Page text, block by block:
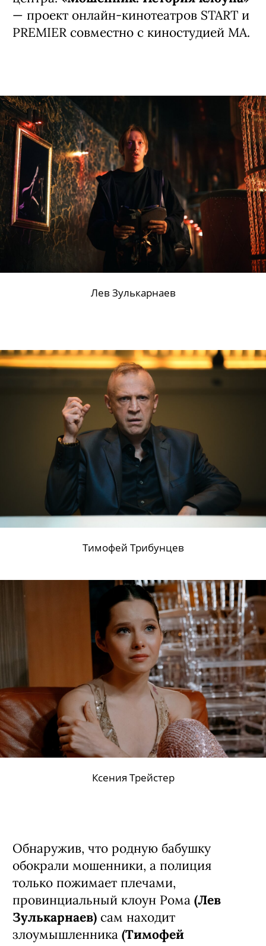
— проект онлайн-кинотеатров START и
PREMIER совместно с киностудией MA.
Лев Зулькарнаев
Тимофей Трибунцев
Ксения Трейстер